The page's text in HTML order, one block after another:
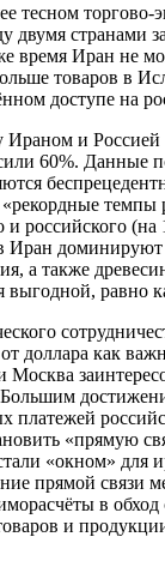
тесном
странами
время Иран не
товаров в
доступе на
Ираном и
60%.
и российского
Иран
а также
равно
доллара как
Москва
платежей
«прямую
«окном»
прямой
в
и